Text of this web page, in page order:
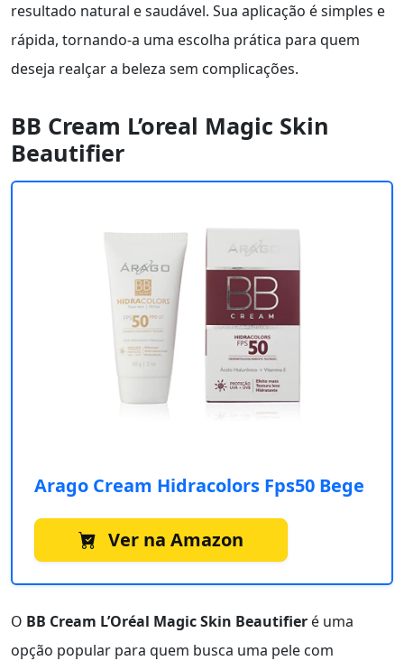
resultado natural e saudável. Sua aplicação é simples e
rápida, tornando-a uma escolha prática para quem
deseja realçar a beleza sem complicações.
BB Cream L’oreal Magic Skin
Beautifier
Arago Cream Hidracolors Fps50 Bege
Ver na Amazon
O BB Cream L’Oréal Magic Skin Beautifier é uma
opção popular para quem busca uma pele com